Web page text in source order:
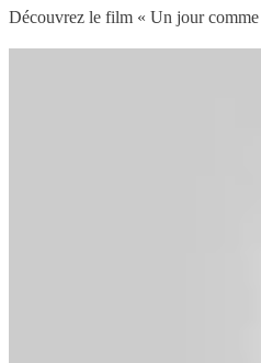
Découvrez le film « Un jour comme